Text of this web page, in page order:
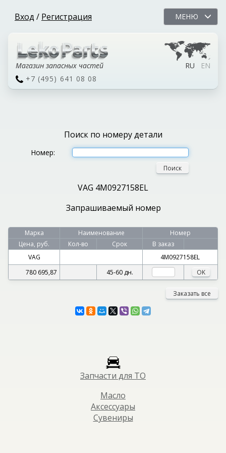
Вход / Регистрация МЕНЮ
Магазин запасных частей RU
EN
+7 (495) 641 08 08
Поиск по номеру детали
Номер:
Поиск
VAG 4M0927158EL
Запрашиваемый номер
Марка Наименование
Номер
Цена, руб.
Кол-во Срок
В заказ
VAG
4M0927158EL
780 695,87
45-60 дн. OK
Заказать все
Запчасти для ТО
Масло
Аксессуары
Сувениры